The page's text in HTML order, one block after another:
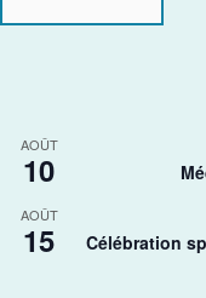
AOÛT
10
AOÛT
15
Célébration